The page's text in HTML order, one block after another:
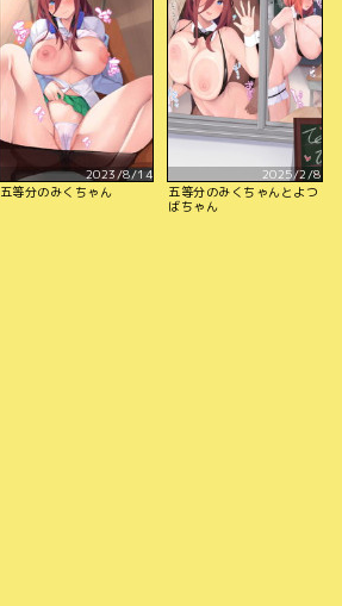
2023/8/14
五等分のみくちゃん
2025/2/8
五等分のみくちゃんとよつ
ばちゃん